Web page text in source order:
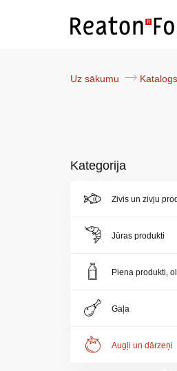
Uz sākumu Katalogs
Kategorija
Zivis un zivju
Jūras produkti
Piena produkti,
Gaļa
Augļi un dārzeņi